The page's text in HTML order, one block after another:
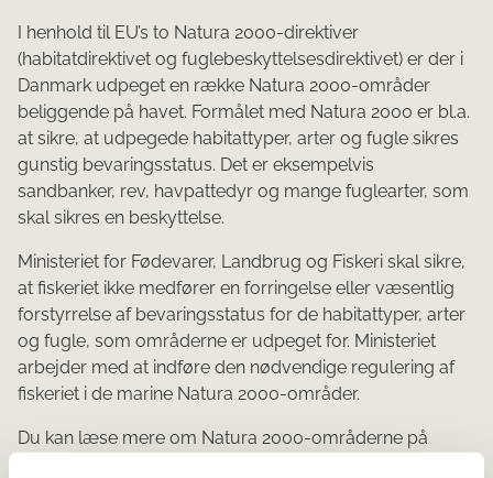
I henhold til EU’s to Natura 2000-direktiver
(habitatdirektivet og fuglebeskyttelsesdirektivet) er der i
Danmark udpeget en række Natura 2000-områder
beliggende på havet. Formålet med Natura 2000 er bl.a.
at sikre, at udpegede habitattyper, arter og fugle sikres
gunstig bevaringsstatus. Det er eksempelvis
sandbanker, rev, havpattedyr og mange fuglearter, som
skal sikres en beskyttelse.
Ministeriet for Fødevarer, Landbrug og Fiskeri skal sikre,
at fiskeriet ikke medfører en forringelse eller væsentlig
forstyrrelse af bevaringsstatus for de habitattyper, arter
og fugle, som områderne er udpeget for. Ministeriet
arbejder med at indføre den nødvendige regulering af
fiskeriet i de marine Natura 2000-områder.
Du kan læse mere om Natura 2000-områderne på